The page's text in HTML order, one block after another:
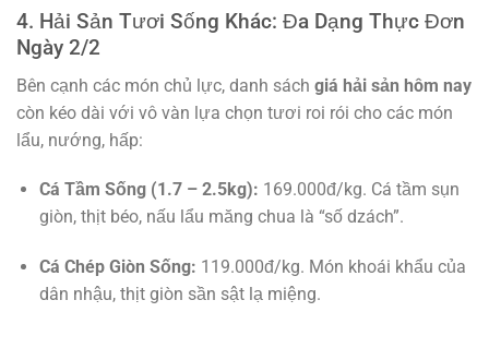
4. Hải Sản Tươi Sống Khác: Đa Dạng Thực Đơn
Ngày 2/2
Bên cạnh các món chủ lực, danh sách giá hải sản hôm nay
còn kéo dài với vô vàn lựa chọn tươi roi rói cho các món
lẩu, nướng, hấp:
Cá Tầm Sống (1.7 – 2.5kg): 169.000đ/kg. Cá tầm sụn
giòn, thịt béo, nấu lẩu măng chua là “số dzách”.
Cá Chép Giòn Sống: 119.000đ/kg. Món khoái khẩu của
dân nhậu, thịt giòn sần sật lạ miệng.